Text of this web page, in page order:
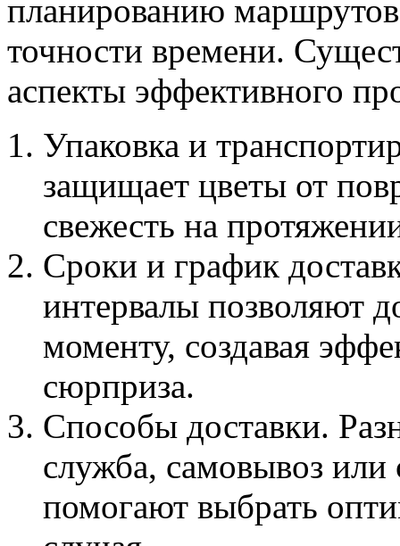
планированию
точности времени.
аспекты эффективного
Упаковка и
защищает цветы от
свежесть на
Сроки и график
интервалы позволяют
моменту, создавая
сюрприза.
Способы доставки.
служба, самовывоз или
помогают выбрать